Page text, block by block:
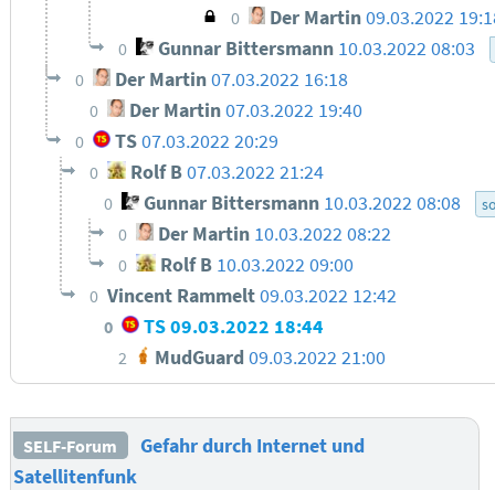
0 Der Martin09.03.2022
0 Gunnar Bittersmann 10.03.2022 08:03
0 Der Martin 07.03.2022 16:18
0 Der Martin07.03.2022 19:40
0 TS 07.03.2022 20:29
0 Rolf B 07.03.2022 21:24
0 Gunnar Bittersmann 10.03.2022 08:08
0 Der Martin 10.03.2022 08:22
0 Rolf B 10.03.2022 09:00
0 Vincent Rammelt09.03.2022 12:42
0 TS09.03.2022 18:44
2 MudGuard 09.03.2022 21:00
SELF-Forum
Gefahr durch Internet und
Satellitenfunk